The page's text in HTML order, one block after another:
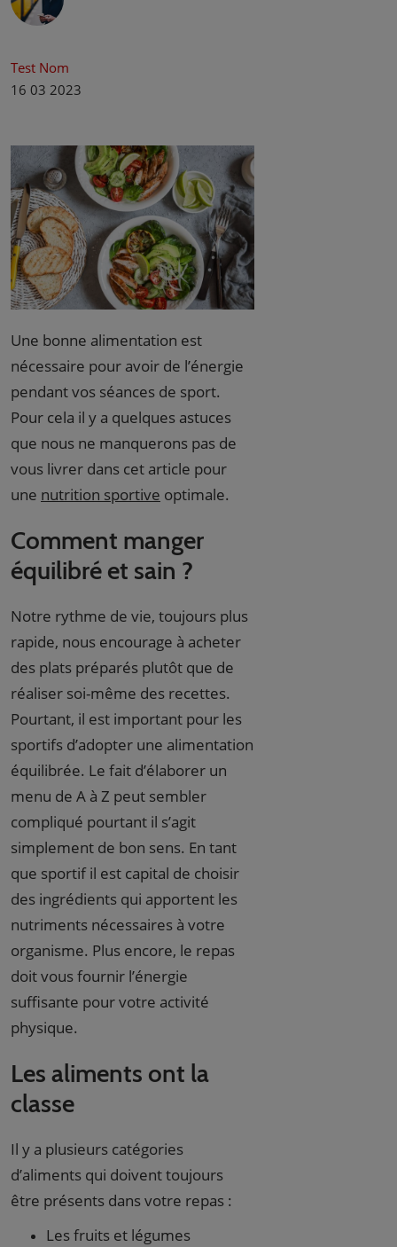
Test Nom
16 03 2023
Une bonne alimentation est
nécessaire pour avoir de l’énergie
pendant vos séances de sport.
Pour cela il y a quelques astuces
que nous ne manquerons pas de
vous livrer dans cet article pour
une nutrition sportive optimale.
Comment manger
équilibré et sain ?
Notre rythme de vie, toujours plus
rapide, nous encourage à acheter
des plats préparés plutôt que de
réaliser soi-même des recettes.
Pourtant, il est important pour les
sportifs d’adopter une alimentation
équilibrée. Le fait d’élaborer un
menu de A à Z peut sembler
compliqué pourtant il s’agit
simplement de bon sens. En tant
que sportif il est capital de choisir
des ingrédients qui apportent les
nutriments nécessaires à votre
organisme. Plus encore, le repas
doit vous fournir l’énergie
suffisante pour votre activité
physique.
Les aliments ont la
classe
Il y a plusieurs catégories
d’aliments qui doivent toujours
être présents dans votre repas :
Les fruits et légumes